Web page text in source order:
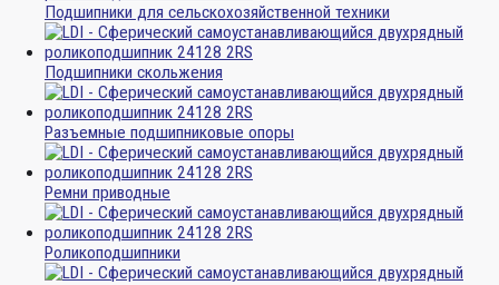
Подшипники для сельскохозяйственной техники
Подшипники скольжения
Разъемные подшипниковые опоры
Ремни приводные
Роликоподшипники